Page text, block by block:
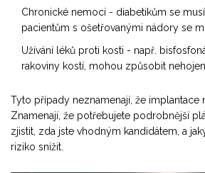
Chronické nemoci - diabetikům se
pacientům s ošetřovanými nádory se
Užívání léků proti kosti - např.
rakoviny kostí, mohou způsobit
Tyto případy neznamenají, že implantace
Znamenají, že potřebujete podrobnější
zjistit, zda jste vhodným kandidátem, a
riziko snížit.